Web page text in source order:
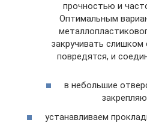
прочностью и
Оптимальным
закручивать слишком
повредятся, и
в небольшие
устанавливаем